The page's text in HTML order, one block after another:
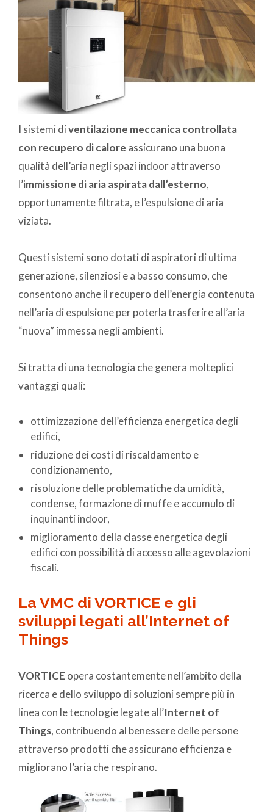
I sistemi diventilazione meccanica controllata
con recupero di calore assicurano una buona
qualità dell’aria negli spazi indoor attraverso
l’immissione di aria aspirata dall’esterno,
opportunamente filtrata, e l’espulsione di aria
viziata.
Questi sistemi sono dotati di aspiratori di ultima
generazione, silenziosi e a basso consumo, che
consentono anche il recupero dell’energia contenuta
nell’aria di espulsione per poterla trasferire all’aria
“nuova” immessa negli ambienti.
Si tratta di una tecnologia che genera molteplici
vantaggi quali:
ottimizzazione dell’efficienza energetica degli
edifici,
riduzione dei costi di riscaldamento e
condizionamento,
risoluzione delle problematiche da umidità,
condense, formazione di muffe e accumulo di
inquinanti indoor,
miglioramento della classe energetica degli
edifici con possibilità di accesso alle agevolazioni
fiscali.
La VMC di VORTICE e gli
sviluppi legati all’Internet of
Things
VORTICE opera costantemente nell’ambito della
ricerca e dello sviluppo di soluzioni sempre più in
linea con le tecnologie legate all’Internet of
Things, contribuendo al benessere delle persone
attraverso prodotti che assicurano efficienza e
migliorano l’aria che respirano.